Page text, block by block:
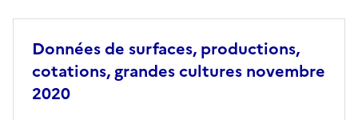
Données de surfaces, productions,
cotations, grandes cultures novembre
2020